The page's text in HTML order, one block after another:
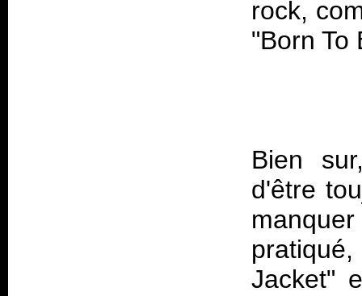
rock,
Bien
d'être
Jacket"